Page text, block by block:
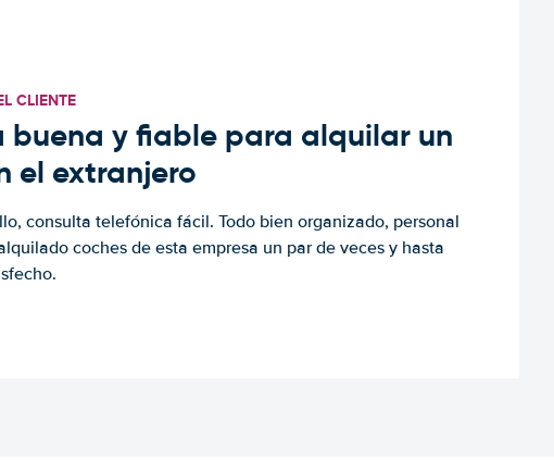
CLIENTE
buena y fiable para alquilar un
el extranjero
consulta telefónica fácil. Todo bien organizado, personal
coches de esta empresa un par de veces y hasta